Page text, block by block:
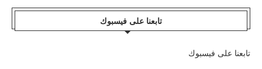
تابعنا على فيسبوك
تابعنا على فيسبوك